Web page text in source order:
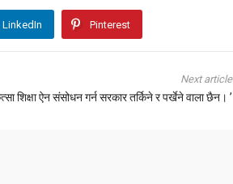
LinkedIn Pinterest
Next article
शिक्षा ऐन संसोधन गर्न सरकार तर्किने र पर्खेने वाला छैन। ’